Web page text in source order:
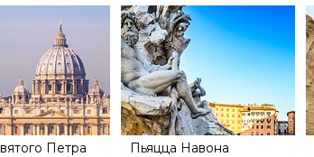
Петра Пьяцца Навона